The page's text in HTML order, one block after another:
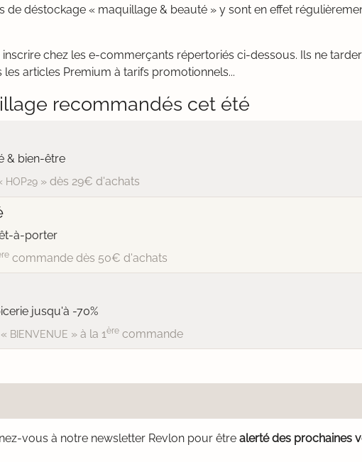
de déstockage « maquillage & beauté » y sont en effet
chez les e-commerçants répertoriés ci-dessous. Ils ne
articles Premium à tarifs promotionnels...
recommandés cet été
& bien-être
HOP29» dès 29€ d'achats
à-porter
commande dès 50€ d'achats
jusqu'à -70%
BIENVENUE » à la 1èrecommande
vous à notre newsletter Revlon pour être alerté des prochaines